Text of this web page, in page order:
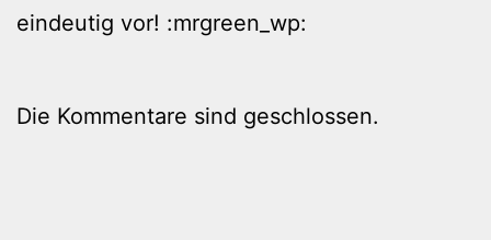
eindeutig vor! :mrgreen_wp:
Die Kommentare sind geschlossen.